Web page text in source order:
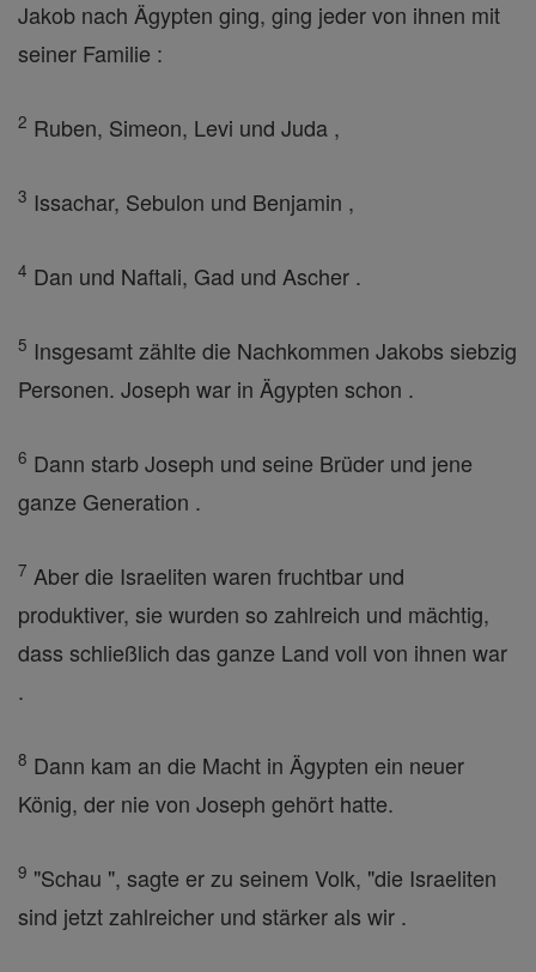
Jakob nach Ägypten ging, ging jeder von ihnen mit
seiner Familie :
2 Ruben, Simeon, Levi und Juda ,
3 Issachar, Sebulon und Benjamin ,
4 Dan und Naftali, Gad und Ascher .
5 Insgesamt zählte die Nachkommen Jakobs siebzig
Personen. Joseph war in Ägypten schon .
6 Dann starb Joseph und seine Brüder und jene
ganze Generation .
7 Aber die Israeliten waren fruchtbar und
produktiver, sie wurden so zahlreich und mächtig,
dass schließlich das ganze Land voll von ihnen war
.
8 Dann kam an die Macht in Ägypten ein neuer
König, der nie von Joseph gehört hatte.
9 "Schau ", sagte er zu seinem Volk, "die Israeliten
sind jetzt zahlreicher und stärker als wir .